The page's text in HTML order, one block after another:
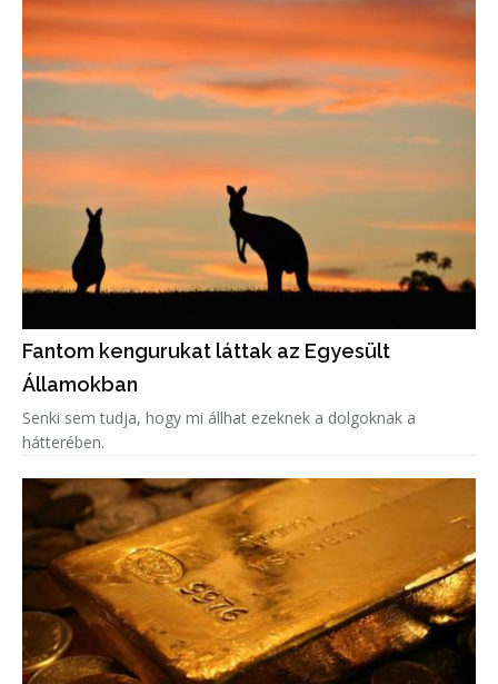
Fantom kengurukat láttak az Egyesült
Államokban
Senki sem tudja, hogy mi állhat ezeknek a dolgoknak a
hátterében.